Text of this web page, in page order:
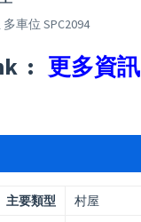
車位 SPC2094
: 更多資訊
主要類型
村屋